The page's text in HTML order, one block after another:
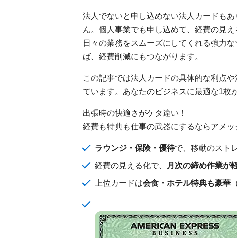
法人でないと申し込めない法人カードも
ん。個人事業でも申し込めて、経費の見
日々の業務をスムーズにしてくれる強力
ば、経費削減にもつながります。
この記事では法人カードの具体的な利点
ています。あなたのビジネスに最適な1枚
出張時の快適さがケタ違い！
経費も特典も仕事の武器にするならアメッ
ラウンジ・保険・優待で、移動のスト
経費の見える化で、 月次の締め作業が
上位カードは会食・ホテル特典も豪華